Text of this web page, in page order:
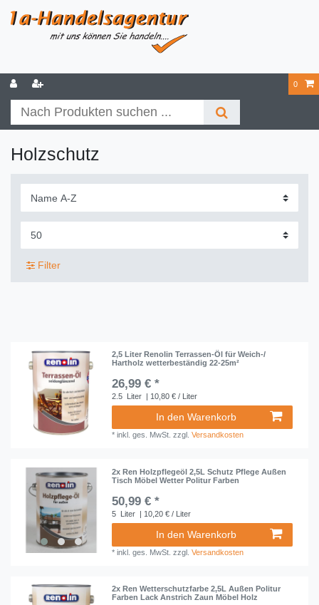
0
Holzschutz
Filter
2,5 Liter Renolin Terrassen-Öl für Weich-/
Hartholz wetterbeständig 22-25m²
26,99 € *
2.5 Liter | 10,80 € / Liter
In den Warenkorb
*inkl. ges. MwSt. zzgl.Versandkosten
2x Ren Holzpflegeöl 2,5L Schutz Pflege Außen
Tisch Möbel Wetter Politur Farben
50,99 € *
5 Liter | 10,20 € / Liter
In den Warenkorb
*inkl. ges. MwSt. zzgl.Versandkosten
2x Ren Wetterschutzfarbe 2,5L Außen Politur
Farben Lack Anstrich Zaun Möbel Holz